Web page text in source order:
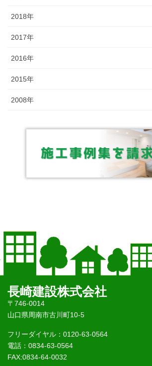
2018年
2017年
2016年
2015年
2008年
長崎建設株式会社
〒746-0014
山口県周南市古川町10-5
フリーダイヤル：0120-63-0564
電話：0834-63-0564
FAX:0834-64-0032